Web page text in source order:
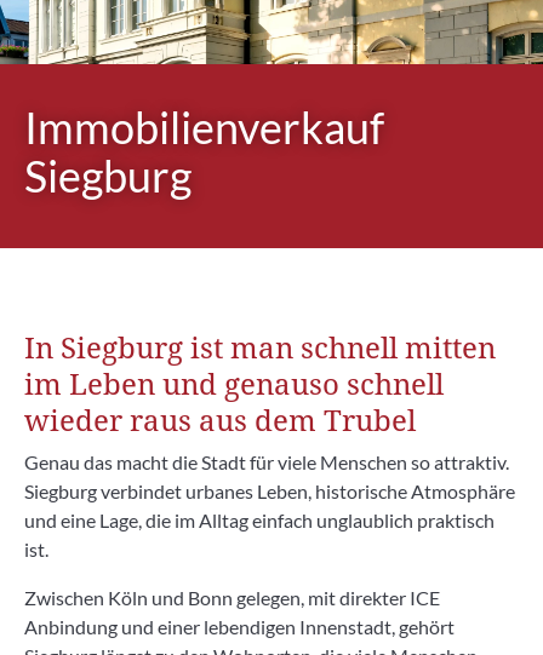
Immobilienverkauf
Siegburg
In Siegburg ist man schnell mitten
im Leben und genauso schnell
wieder raus aus dem Trubel
Genau das macht die Stadt für viele Menschen so attraktiv.
Siegburg verbindet urbanes Leben, historische Atmosphäre
und eine Lage, die im Alltag einfach unglaublich praktisch
ist.
Zwischen Köln und Bonn gelegen, mit direkter ICE
Anbindung und einer lebendigen Innenstadt, gehört